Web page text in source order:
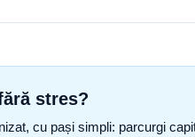
stres?
cu pași simpli: parcurgi